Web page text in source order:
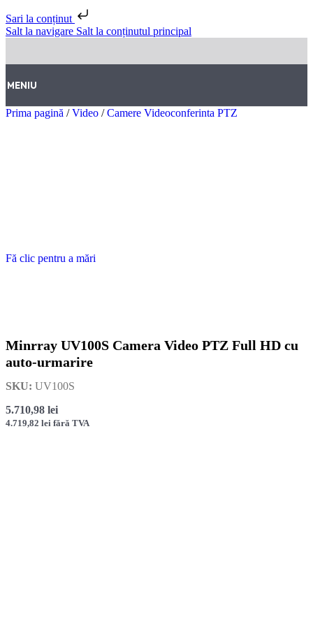
Sari la conținut
Salt la navigare Salt la conținutul principal
MENIU
Prima pagină / Video / Camere Videoconferinta PTZ
Fă clic pentru a mări
Minrray UV100S Camera Video PTZ Full HD cu
auto-urmarire
SKU: UV100S
5.710,98 lei
4.719,82 lei fără TVA